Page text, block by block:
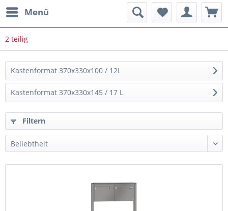
Menü
2 teilig
Kastenformat 370x330x100 / 12L
Kastenformat 370x330x145 / 17 L
Filtern